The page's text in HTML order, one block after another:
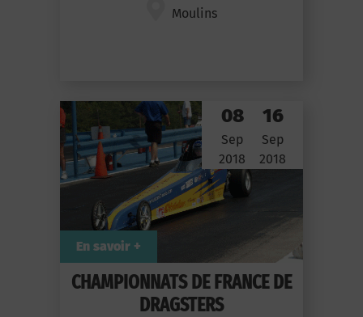
Moulins
CHAMPIONNATS DE FRANCE DE
DRAGSTERS
08
Sep
2018
16
Sep
2018
En savoir +